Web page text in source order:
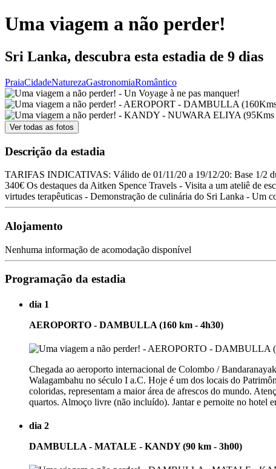
Uma viagem a não perder!
Sri Lanka, descubra esta estadia de 9 dias
PraiaCidadeNaturezaGastronomiaRomântico
Ver todas as fotos
Descrição da estadia
TARIFAS INDICATIVAS: Válido de 01/11/20 a 19/12/20: Base 1/2
340€ Os destaques da Aitken Spence Travels - Visita a um ateliê de
virtudes terapêuticas - Demonstração de culinária do Sri Lanka - Um
Alojamento
Nenhuma informação de acomodação disponível
Programação da estadia
dia 1
AEROPORTO - DAMBULLA (160 km - 4h30)
Chegada ao aeroporto internacional de Colombo /
Walagambahu no século I a.C. Hoje é um dos locais do
coloridas, representam a maior área de afrescos do mundo.
quartos. Almoço livre (não incluído). Jantar e pernoite no hotel
dia 2
DAMBULLA - MATALE - KANDY (90 km - 3h00)